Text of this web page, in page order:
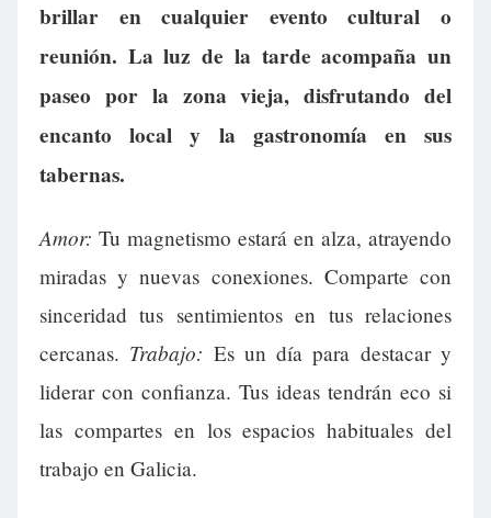
brillar en cualquier evento cultural o
reunión. La luz de la tarde acompaña un
paseo por la zona vieja, disfrutando del
encanto local y la gastronomía en sus
tabernas.
Amor: Tu magnetismo estará en alza, atrayendo
miradas y nuevas conexiones. Comparte con
sinceridad tus sentimientos en tus relaciones
cercanas. Trabajo: Es un día para destacar y
liderar con confianza. Tus ideas tendrán eco si
las compartes en los espacios habituales del
trabajo en Galicia.